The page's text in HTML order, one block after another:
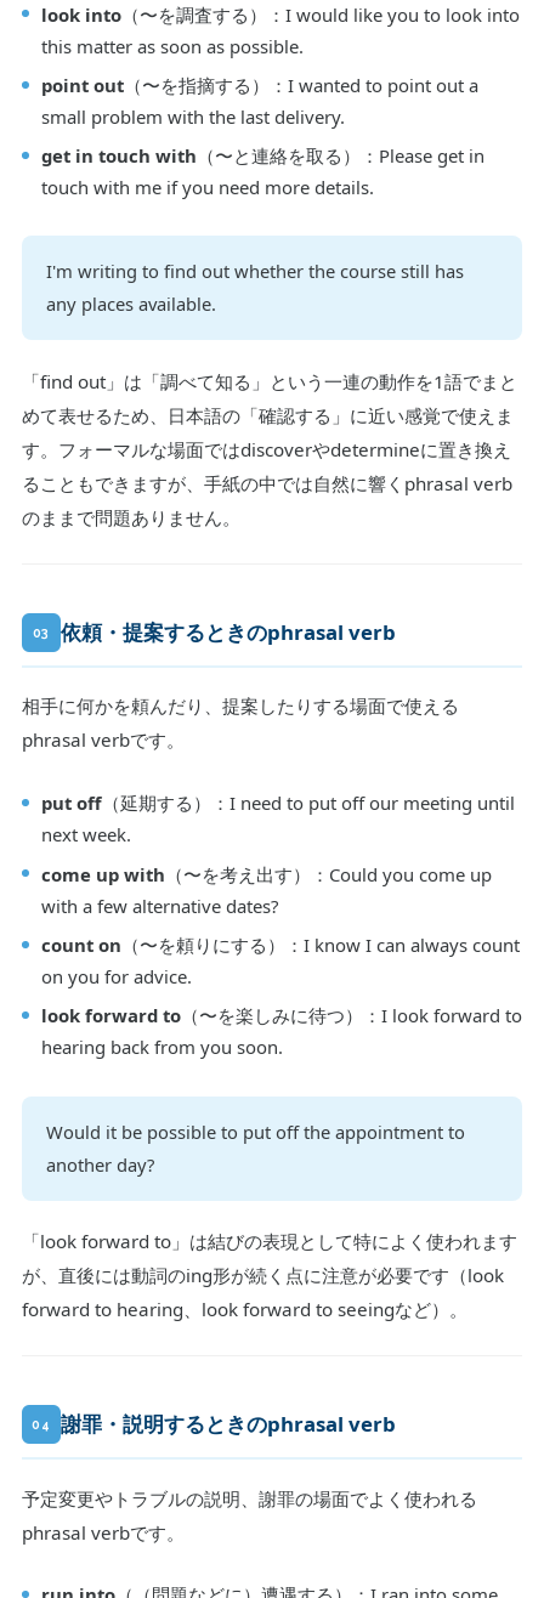
look into（〜を調査する）：I would like you to look into
this matter as soon as possible.
point out（〜を指摘する）：I wanted to point out a
small problem with the last delivery.
get in touch with （〜と連絡を取る）：Please get in
touch with me if you need more details.
I'm writing to find out whether the course still has
any places available.
「find out」は「調べて知る」という一連の動作を1語でまと
めて表せるため、日本語の「確認する」に近い感覚で使えま
す。フォーマルな場面ではdiscoverやdetermineに置き換え
ることもできますが、手紙の中では自然に響くphrasal verb
のままで問題ありません。
03 依頼・提案するときのphrasal verb
相手に何かを頼んだり、提案したりする場面で使える
phrasal verbです。
put off（延期する）：I need to put off our meeting until
next week.
come up with （〜を考え出す）：Could you come up
with a few alternative dates?
count on （〜を頼りにする）：I know I can always count
on you for advice.
look forward to（〜を楽しみに待つ）：I look forward to
hearing back from you soon.
Would it be possible to put off the appointment to
another day?
「look forward to」は結びの表現として特によく使われます
が、直後には動詞のing形が続く点に注意が必要です（look
forward to hearing、look forward to seeingなど）。
04 謝罪・説明するときのphrasal verb
予定変更やトラブルの説明、謝罪の場面でよく使われる
phrasal verbです。